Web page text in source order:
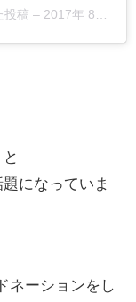
投稿 – 2017年 8月月22日午後10時37分PDT
になっていま
ネーションをし